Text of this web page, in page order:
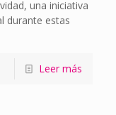
una iniciativa
durante estas
Leer más